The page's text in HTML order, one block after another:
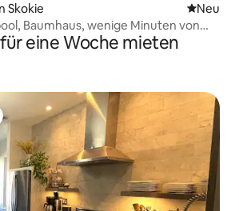
Skokie Neue
Neu
Baumhaus, wenige Minuten von
eine Woche mieten